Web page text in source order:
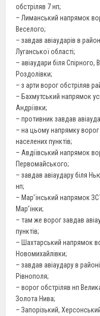
обстріляв 7 нп;
– Лиманський напрямок
Веселого;
– завдав авіаударів в
Луганської області;
– авіаудари біля Спірного,
Роздолівки;
– з арти ворог обстріляв
– Бахмутський напрямок
Андріївки;
– противник завдав
– на цьому напрямку ворог
населених пунктів;
– Авдіївський напрямок
Первомайського;
– завдав авіаудару біля
нп;
– Мар’їнський напрямок
Мар’їнки;
– там же ворог завдав
пунктів;
– Шахтарський напрямок
Новомихайлівки;
– завдав авіаудару в
Рівнополя;
– ворог обстріляв нп
Золота Нива;
– Запорізький,